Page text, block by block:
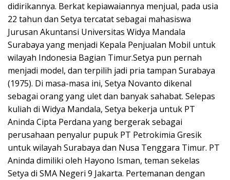
didirikannya. Berkat kepiawaiannya menjual, pada usia
22 tahun dan Setya tercatat sebagai mahasiswa
Jurusan Akuntansi Universitas Widya Mandala
Surabaya yang menjadi Kepala Penjualan Mobil untuk
wilayah Indonesia Bagian Timur.Setya pun pernah
menjadi model, dan terpilih jadi pria tampan Surabaya
(1975). Di masa-masa ini, Setya Novanto dikenal
sebagai orang yang ulet dan banyak sahabat. Selepas
kuliah di Widya Mandala, Setya bekerja untuk PT
Aninda Cipta Perdana yang bergerak sebagai
perusahaan penyalur pupuk PT Petrokimia Gresik
untuk wilayah Surabaya dan Nusa Tenggara Timur. PT
Aninda dimiliki oleh Hayono Isman, teman sekelas
Setya di SMA Negeri 9 Jakarta. Pertemanan dengan